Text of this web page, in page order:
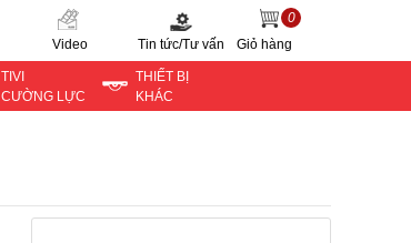
Video Tin tức/Tư vấn
0
Giỏ hàng
TIVI
CƯỜNG LỰC
THIẾT BỊ
KHÁC